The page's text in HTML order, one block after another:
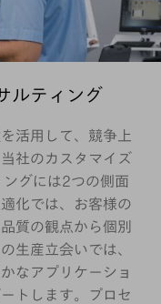
ルティング
活用して、競争上
社のカスタマイズ
グには2つの側面
化では、お客様の
質の観点から個別
生産立会いでは、
なアプリケーショ
トします。プロセ